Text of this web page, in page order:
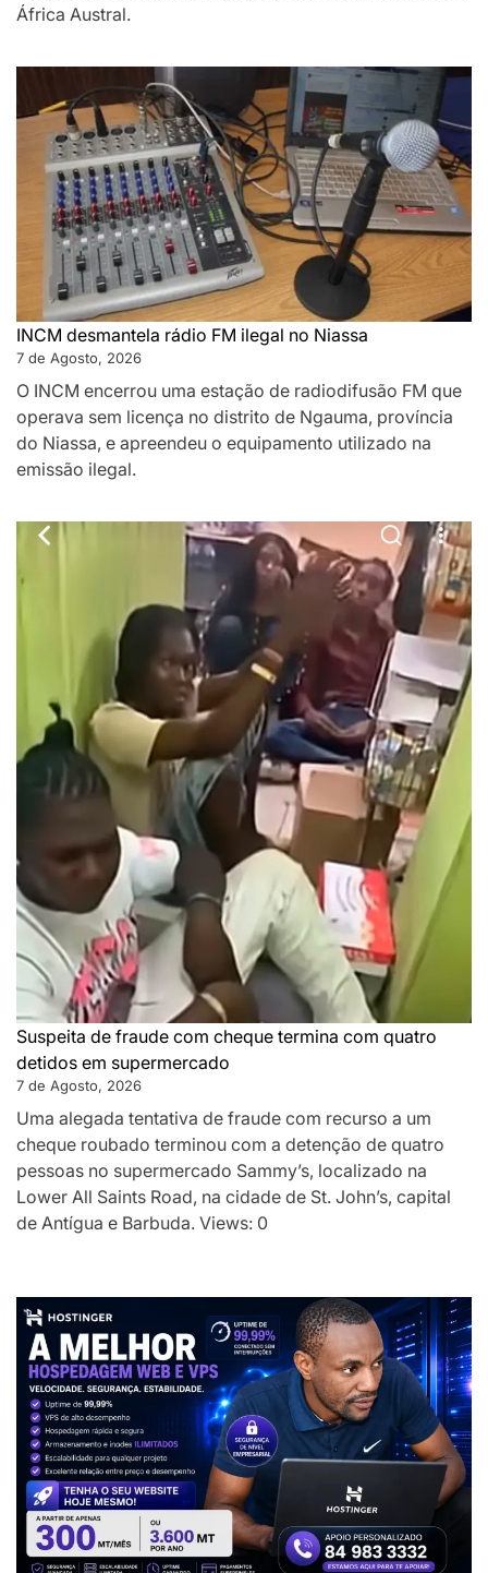
África Austral.
INCM desmantela rádio FM ilegal no Niassa
7 de Agosto, 2026
O INCM encerrou uma estação de radiodifusão FM que
operava sem licença no distrito de Ngauma, província
do Niassa, e apreendeu o equipamento utilizado na
emissão ilegal.
Suspeita de fraude com cheque termina com quatro
detidos em supermercado
7 de Agosto, 2026
Uma alegada tentativa de fraude com recurso a um
cheque roubado terminou com a detenção de quatro
pessoas no supermercado Sammy’s, localizado na
Lower All Saints Road, na cidade de St. John’s, capital
de Antígua e Barbuda. Views: 0